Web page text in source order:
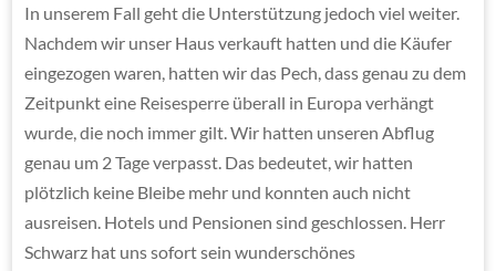
In unserem Fall geht die Unterstützung jedoch viel weiter.
Nachdem wir unser Haus verkauft hatten und die Käufer
eingezogen waren, hatten wir das Pech, dass genau zu dem
Zeitpunkt eine Reisesperre überall in Europa verhängt
wurde, die noch immer gilt. Wir hatten unseren Abflug
genau um 2 Tage verpasst. Das bedeutet, wir hatten
plötzlich keine Bleibe mehr und konnten auch nicht
ausreisen. Hotels und Pensionen sind geschlossen. Herr
Schwarz hat uns sofort sein wunderschönes